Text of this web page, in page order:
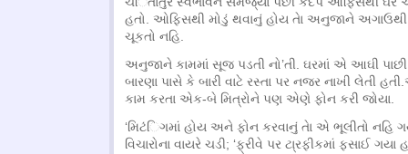
હતો. ઓફિસથી મોડું થવાનું હોય તેા અનુજાને
ચૂકતો નહિ.
અનુજાને કામમાં સૂજ પડતી નો’તી. ઘરમાં એ આઘી
બારણા પાસે કે બારી વાટે રસ્તા પર નજર નાખી લેતી
કામ કરતા એક-બે મિત્રોને પણ એણે ફોન કરી જોયા.
‘મિટંિગમાં હોય અને ફોન કરવાનું તેા એ ભૂલીતો નહિ
વિચારોના વાયરે ચડી; ‘ફ્રીવે પર ટા્રફીકમાં ફસાઈ